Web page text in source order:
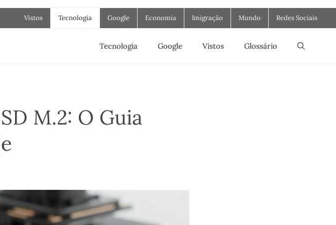
Vistos Tecnologia Google Economia Imigração Mundo Redes Sociais
Tecnologia Google Vistos Glossário
M.2: O Guia